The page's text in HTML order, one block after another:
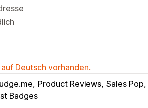
Deutsch vorhanden.
Product Reviews Sales Pop
Badges